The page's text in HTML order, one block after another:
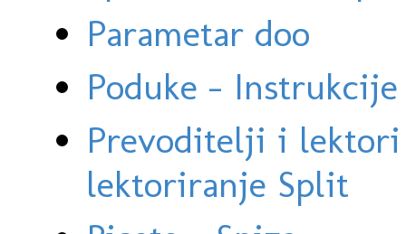
Parametar doo
Poduke -
Prevoditelji i
lektoriranje Split